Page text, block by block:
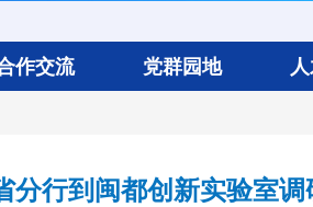
作交流 党群园地
分行到闽都创新实验室调